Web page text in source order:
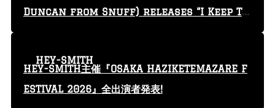
Duncan from Snuff) releases “I Keep Tr
HEY-SMITH主催『OSAKA HAZIKETEMAZARE F
ESTIVAL 2026』全出演者発表!
HEY-SMITH